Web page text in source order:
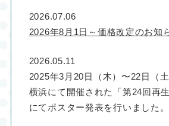
2026.07.06
2026年8月1日～価格改定のお知
2026.05.11
2025年3月20日（木）〜22日（
横浜にて開催された「第24回再
にてポスター発表を行いました。